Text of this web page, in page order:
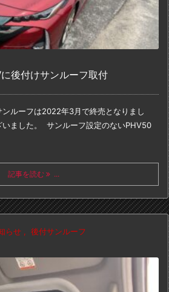
後付けサンルーフ取付
ルーフは2022年3月で終売となりまし
ました。 サンルーフ設定のないPHV50
記事を読む ...
らせ , 後付サンルーフ